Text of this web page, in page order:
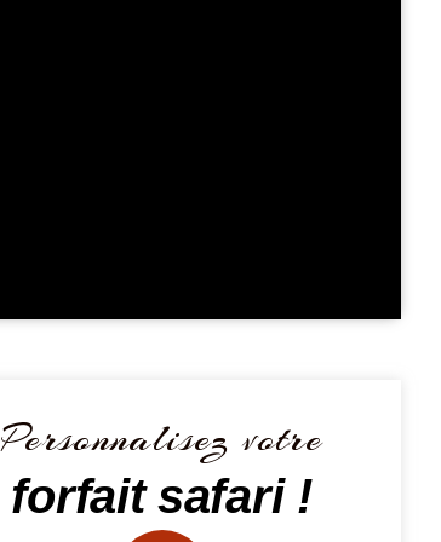
Personnalisez votre
forfait safari !